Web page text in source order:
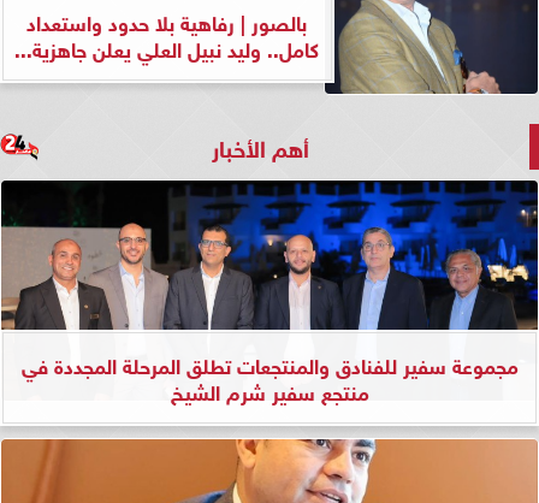
بالصور | رفاهية بلا حدود واستعداد
كامل.. وليد نبيل العلي يعلن جاهزية...
أهم الأخبار
مجموعة سفير للفنادق والمنتجعات تطلق المرحلة المجددة في
منتجع سفير شرم الشيخ